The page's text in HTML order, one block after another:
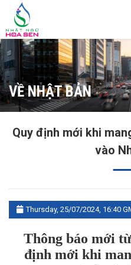
VỀ NHẬT BẢN
Quy định mới khi
vào
Thursday, 25/07/2024, 16:40
Thông báo mới
định mới khi